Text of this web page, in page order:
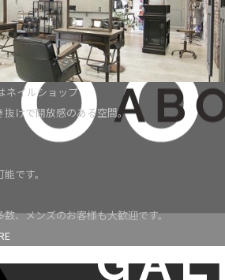
ネイルショップ
けで開放感のある空間。
です。
、メンズのお客様も大歓迎です。